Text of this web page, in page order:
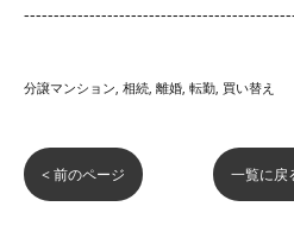
分譲マンション 相続 離婚 転勤 買い替え
< 前のページ 一覧に戻